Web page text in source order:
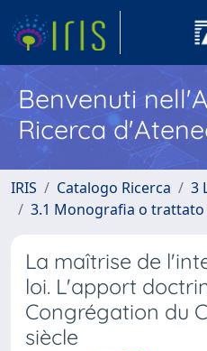
Benvenuti
Ricerca
IRIS Catalogo Ricerca
3
3.1 Monografia o
La maîtrise de
loi. L'apport
Congrégation du
siècle